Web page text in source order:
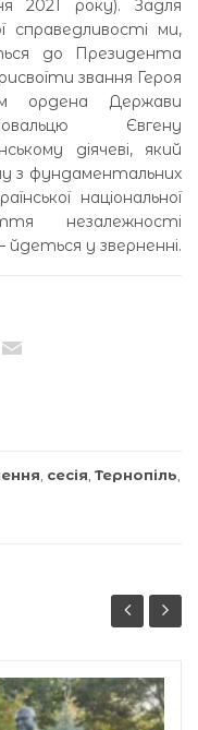
2021 року). Задля
справедливості ми,
до Президента
звання Героя
ордена Держави
Євгену
діячеві, який
з фундаментальних
національної
незалежності
йдеться у зверненні.
Viber
сесія Тернопіль